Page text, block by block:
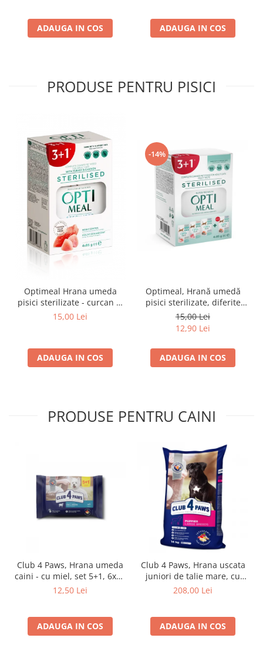
ADAUGA IN COS ADAUGA IN COS
PRODUSE PENTRU PISICI
Optimeal Hrana umeda
pisici sterilizate - curcan si
pui in sos, set 3+1,
15,00 Lei
ADAUGA IN COS
-14%
Optimeal, Hrană umedă
pisici sterilizate, diferite
arome, (3+1), 0.34kg
15,00 Lei
12,90 Lei
ADAUGA IN COS
PRODUSE PENTRU CAINI
Club 4 Paws, Hrana umeda
caini - cu miel, set 5+1, 6x80
g
12,50 Lei
ADAUGA IN COS
Club 4 Paws, Hrana uscata
juniori de talie mare, cu
pui, 14kg
208,00 Lei
ADAUGA IN COS